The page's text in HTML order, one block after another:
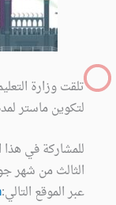
تلقت وزارة
لتكوين ماستر
للمشاركة في
عبر الموقع التالي: